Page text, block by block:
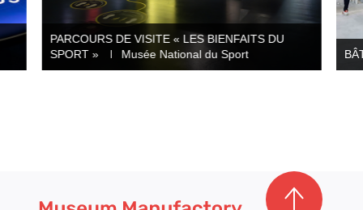
PARCOURS DE VISITE « LES BIENFAITS DU
SPORT »
Musée National du Sport